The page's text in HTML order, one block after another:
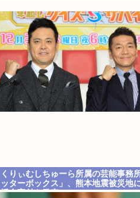
くりぃむしちゅーら所属の芸能事務
ッターボックス」、熊本地震被災地
援金寄付を発表